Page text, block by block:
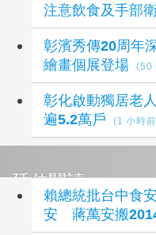
注意飲食及手部
彰濱秀傳20周年
繪畫個展登場
(50
彰化啟動獨居老
遍5.2萬戶
(1 小時
延伸閱讀
賴總統批台中食
安 蔣萬安搬